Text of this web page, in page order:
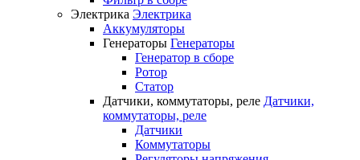
Электрика Электрика
Аккумуляторы
Генераторы Генераторы
Генератор в сборе
Ротор
Статор
Датчики, коммутаторы, реле Датчики,
коммутаторы, реле
Датчики
Коммутаторы